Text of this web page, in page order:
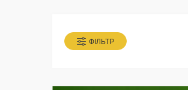
ФІЛЬТР